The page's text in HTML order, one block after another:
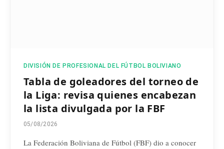
DIVISIÓN DE PROFESIONAL DEL FÚTBOL BOLIVIANO
Tabla de goleadores del torneo de
la Liga: revisa quienes encabezan
la lista divulgada por la FBF
05/08/2026
La Federación Boliviana de Fútbol (FBF) dio a conocer